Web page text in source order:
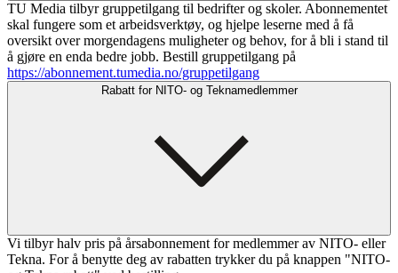
TU Media tilbyr gruppetilgang til bedrifter og skoler. Abonnementet
skal fungere som et arbeidsverktøy, og hjelpe leserne med å få
oversikt over morgendagens muligheter og behov, for å bli i stand til
å gjøre en enda bedre jobb. Bestill gruppetilgang på
https://abonnement.tumedia.no/gruppetilgang
Rabatt for NITO- og Teknamedlemmer
Vi tilbyr halv pris på årsabonnement for medlemmer av NITO- eller
Tekna. For å benytte deg av rabatten trykker du på knappen "NITO-